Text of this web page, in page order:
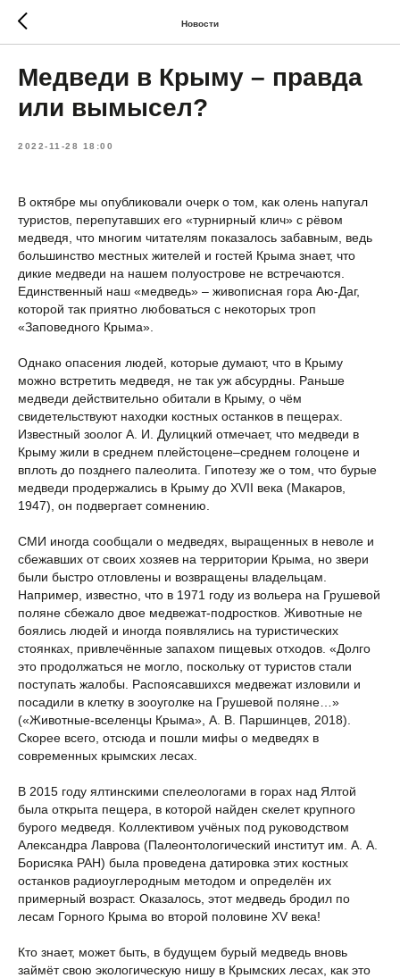
Новости
Медведи в Крыму – правда
или вымысел?
2022-11-28 18:00
В октябре мы опубликовали очерк о том, как олень напугал
туристов, перепутавших его «турнирный клич» с рёвом
медведя, что многим читателям показалось забавным, ведь
большинство местных жителей и гостей Крыма знает, что
дикие медведи на нашем полуострове не встречаются.
Единственный наш «медведь» – живописная гора Аю-Даг,
которой так приятно любоваться с некоторых троп
«Заповедного Крыма».
Однако опасения людей, которые думают, что в Крыму
можно встретить медведя, не так уж абсурдны. Раньше
медведи действительно обитали в Крыму, о чём
свидетельствуют находки костных останков в пещерах.
Известный зоолог А. И. Дулицкий отмечает, что медведи в
Крыму жили в среднем плейстоцене–среднем голоцене и
вплоть до позднего палеолита. Гипотезу же о том, что бурые
медведи продержались в Крыму до XVII века (Макаров,
1947), он подвергает сомнению.
СМИ иногда сообщали о медведях, выращенных в неволе и
сбежавших от своих хозяев на территории Крыма, но звери
были быстро отловлены и возвращены владельцам.
Например, известно, что в 1971 году из вольера на Грушевой
поляне сбежало двое медвежат-подростков. Животные не
боялись людей и иногда появлялись на туристических
стоянках, привлечённые запахом пищевых отходов. «Долго
это продолжаться не могло, поскольку от туристов стали
поступать жалобы. Распоясавшихся медвежат изловили и
посадили в клетку в зооуголке на Грушевой поляне…»
(«Животные-вселенцы Крыма», А. В. Паршинцев, 2018).
Скорее всего, отсюда и пошли мифы о медведях в
современных крымских лесах.
В 2015 году ялтинскими спелеологами в горах над Ялтой
была открыта пещера, в которой найден скелет крупного
бурого медведя. Коллективом учёных под руководством
Александра Лаврова (Палеонтологический институт им. А. А.
Борисяка РАН) была проведена датировка этих костных
останков радиоуглеродным методом и определён их
примерный возраст. Оказалось, этот медведь бродил по
лесам Горного Крыма во второй половине XV века!
Кто знает, может быть, в будущем бурый медведь вновь
займёт свою экологическую нишу в Крымских лесах, как это